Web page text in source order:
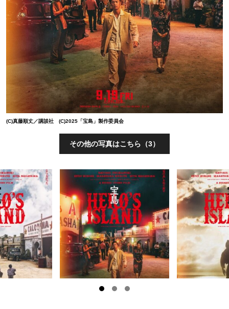
(C)真藤順丈／講談社 (C)2025「宝島」製作委員会
その他の写真はこちら（3）